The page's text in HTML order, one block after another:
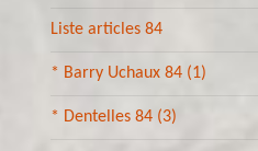
Liste articles 84
* Barry Uchaux 84 (1)
* Dentelles 84 (3)